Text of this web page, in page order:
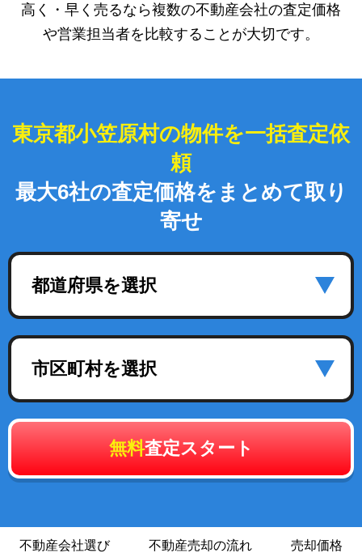
高く・早く売るなら複数の不動産会社の査定価格
や営業担当者を比較することが大切です。
東京都小笠原村の物件を一括査定依
頼
最大6社の査定価格をまとめて取り
寄せ
都道府県を選択
市区町村を選択
無料査定スタート
不動産会社選び 不動産売却の流れ 売却価格